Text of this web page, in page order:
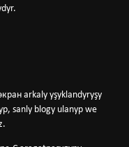
arkaly yşyklandyryşy
sanly blogy ulanyp we